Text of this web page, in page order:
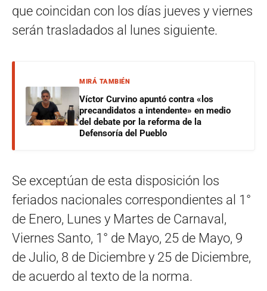
que coincidan con los días jueves y viernes
serán trasladados al lunes siguiente.
MIRÁ TAMBIÉN
Víctor Curvino apuntó contra «los
precandidatos a intendente» en medio
del debate por la reforma de la
Defensoría del Pueblo
Se exceptúan de esta disposición los
feriados nacionales correspondientes al 1°
de Enero, Lunes y Martes de Carnaval,
Viernes Santo, 1° de Mayo, 25 de Mayo, 9
de Julio, 8 de Diciembre y 25 de Diciembre,
de acuerdo al texto de la norma.